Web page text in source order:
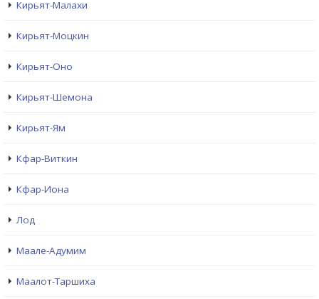
Кирьят-Малахи
Кирьят-Моцкин
Кирьят-Оно
Кирьят-Шемона
Кирьят-Ям
Кфар-Виткин
Кфар-Иона
Лод
Маале-Адумим
Маалот-Таршиха